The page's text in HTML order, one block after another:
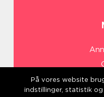
På vores website
indstillinger, statistik